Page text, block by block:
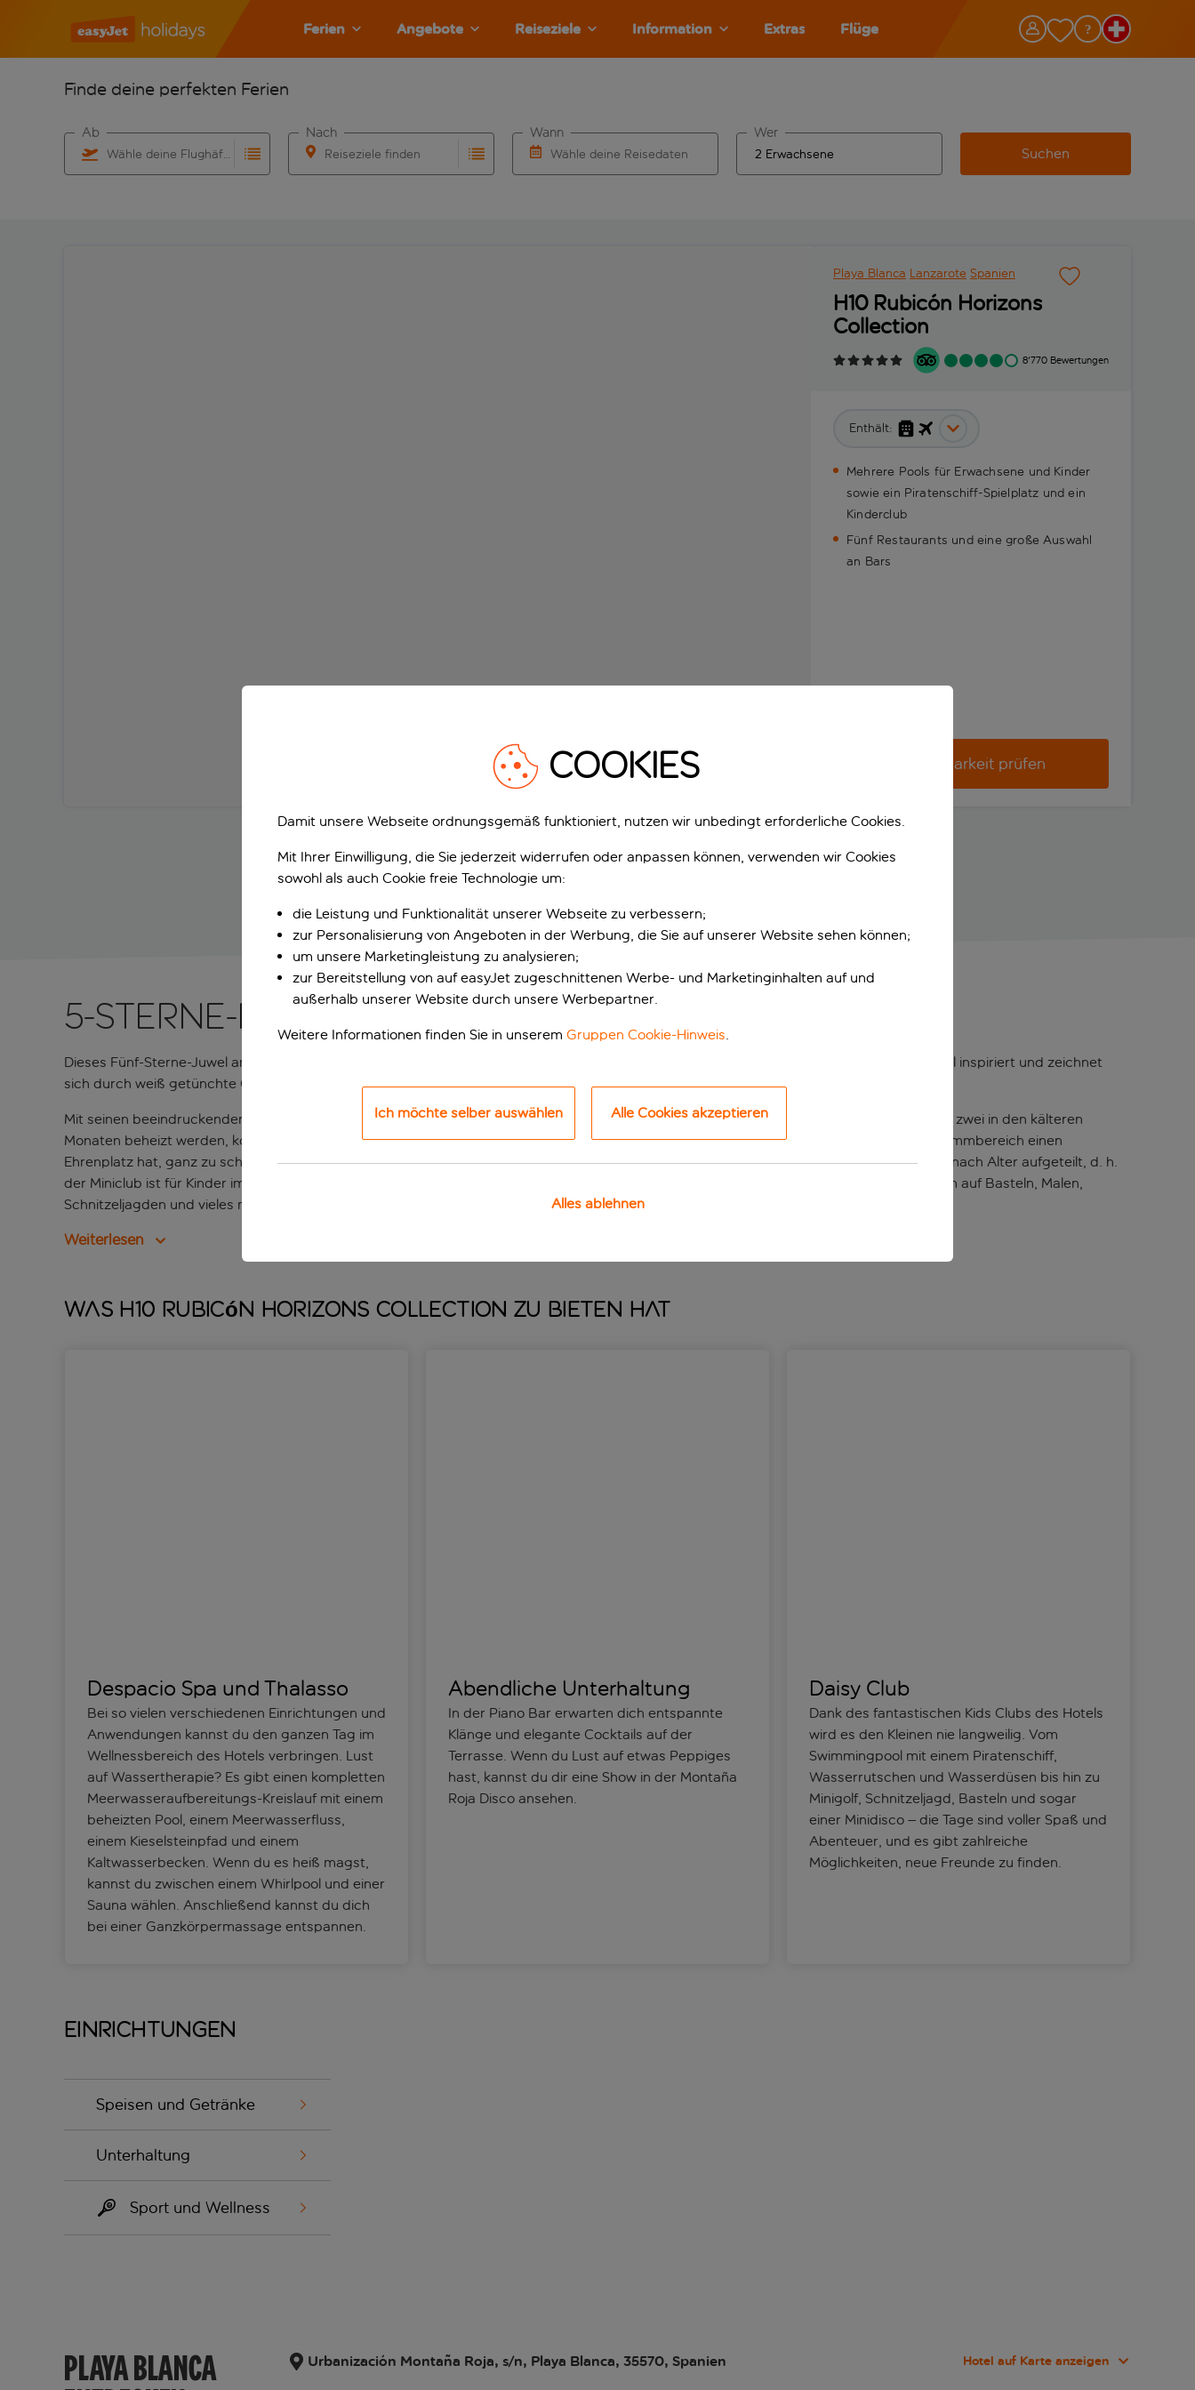
Ferien Angebote Reiseziele Information Extras Flüge
Finde deine perfekten Ferien
Wähle deine Flughäfen
Ab
Reiseziele finden
Nach
Wähle deine Reisedaten
Wann Wer
Suchen
Playa Blanca Lanzarote Spanien
H10 Rubicón Horizons
Collection
8'770 Bewertungen
Enthält:
Mehrere Pools für Erwachsene und Kinder
sowie ein Piratenschiff-Spielplatz und ein
Kinderclub
Fünf Restaurants und eine große Auswahl
an Bars
Verfügbarkeit prüfen
5-Sterne-Familienurlaub
Dieses Fünf-Sterne-Juwel an der Strandpromenade von Playa Blanca überzeugt auf ganzer Linie. Es ist von der Umgebung der Vulkaninsel inspiriert und zeichnet
sich durch weiß getünchte Gebäude, wiegende Palmen und eine entspannte Atmosphäre aus.
Mit seinen beeindruckenden fünf Hauptpools – darunter einer, der im Winter beheizt wird – und drei Becken nur für die Kleinen, von denen zwei in den kälteren
Monaten beheizt werden, kommt die ganze Familie auf ihre Kosten. Die Kinder werden das Piratenschiff lieben, das in ihrem eigenen Schwimmbereich einen
Ehrenplatz hat, ganz zu schweigen von den speziell auf sie zugeschnittenen Aktivitäten, die der Daisy Club anbietet. Die Gruppen werden nach Alter aufgeteilt, d. h.
der Miniclub ist für Kinder im Alter von 4 bis 8 Jahren und der Juniorclub für alle Kinder im Alter von 9 bis 12 Jahren gedacht. Sie können sich auf Basteln, Malen,
Schnitzeljagden und vieles mehr freuen.
Weiterlesen
Was H10 Rubicón Horizons Collection zu bieten hat
Despacio Spa und Thalasso
Bei so vielen verschiedenen Einrichtungen und
Anwendungen kannst du den ganzen Tag im
Wellnessbereich des Hotels verbringen. Lust
auf Wassertherapie? Es gibt einen kompletten
Meerwasseraufbereitungs-Kreislauf mit einem
beheizten Pool, einem Meerwasserfluss,
einem Kieselsteinpfad und einem
Kaltwasserbecken. Wenn du es heiß magst,
kannst du zwischen einem Whirlpool und einer
Sauna wählen. Anschließend kannst du dich
bei einer Ganzkörpermassage entspannen.
Abendliche Unterhaltung
In der Piano Bar erwarten dich entspannte
Klänge und elegante Cocktails auf der
Terrasse. Wenn du Lust auf etwas Peppiges
hast, kannst du dir eine Show in der Montaña
Roja Disco ansehen.
Daisy Club
Dank des fantastischen Kids Clubs des Hotels
wird es den Kleinen nie langweilig. Vom
Swimmingpool mit einem Piratenschiff,
Wasserrutschen und Wasserdüsen bis hin zu
Minigolf, Schnitzeljagd, Basteln und sogar
einer Minidisco – die Tage sind voller Spaß und
Abenteuer, und es gibt zahlreiche
Möglichkeiten, neue Freunde zu finden.
Einrichtungen
Speisen und Getränke
Unterhaltung
Sport und Wellness
PLAYA BLANCA Urbanización Montaña Roja, s/n, Playa Blanca, 35570, Spanien Hotel auf Karte anzeigen
COOKIES
Damit unsere Webseite ordnungsgemäß funktioniert, nutzen wir unbedingt erforderliche Cookies.
Mit Ihrer Einwilligung, die Sie jederzeit widerrufen oder anpassen können, verwenden wir Cookies
sowohl als auch Cookie freie Technologie um:
die Leistung und Funktionalität unserer Webseite zu verbessern;
zur Personalisierung von Angeboten in der Werbung, die Sie auf unserer Website sehen können;
um unsere Marketingleistung zu analysieren;
zur Bereitstellung von auf easyJet zugeschnittenen Werbe- und Marketinginhalten auf und
außerhalb unserer Website durch unsere Werbepartner.
Weitere Informationen finden Sie in unserem Gruppen Cookie-Hinweis
Ich möchte selber auswählen Alle Cookies akzeptieren
Alles ablehnen